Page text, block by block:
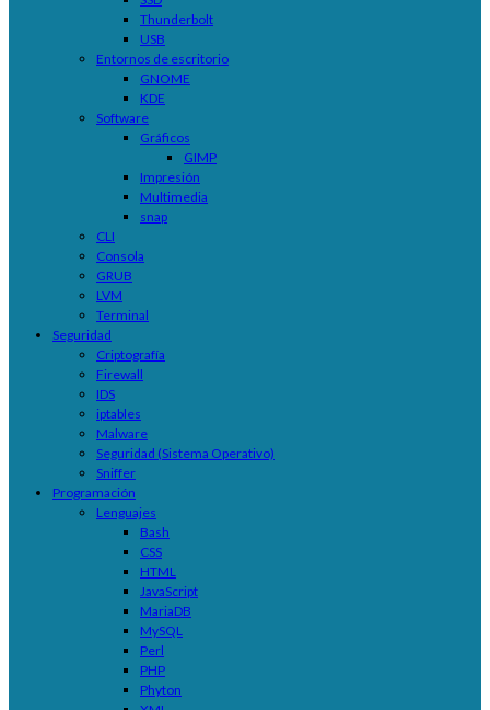
Thunderbolt
USB
Entornos de escritorio
GNOME
KDE
Software
Gráficos
GIMP
Impresión
Multimedia
snap
CLI
Consola
GRUB
LVM
Terminal
Seguridad
Criptografía
Firewall
IDS
iptables
Malware
Seguridad (Sistema Operativo)
Sniffer
Programación
Lenguajes
Bash
CSS
HTML
JavaScript
MariaDB
MySQL
Perl
PHP
Phyton